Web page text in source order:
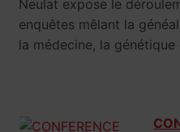
Neulat expose le
enquêtes mêlant la
la médecine, la